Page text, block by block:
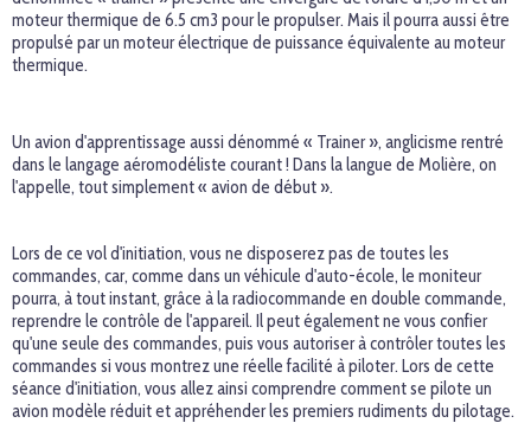
moteur thermique de 6.5 cm3 pour le propulser. Mais il pourra aussi être
propulsé par un moteur électrique de puissance équivalente au moteur
thermique.
Un avion d'apprentissage aussi dénommé « Trainer », anglicisme rentré
dans le langage aéromodéliste courant ! Dans la langue de Molière, on
l'appelle, tout simplement « avion de début ».
Lors de ce vol d'initiation, vous ne disposerez pas de toutes les
commandes, car, comme dans un véhicule d'auto-école, le moniteur
pourra, à tout instant, grâce à la radiocommande en double commande,
reprendre le contrôle de l'appareil. Il peut également ne vous confier
qu'une seule des commandes, puis vous autoriser à contrôler toutes les
commandes si vous montrez une réelle facilité à piloter. Lors de cette
séance d'initiation, vous allez ainsi comprendre comment se pilote un
avion modèle réduit et appréhender les premiers rudiments du pilotage.